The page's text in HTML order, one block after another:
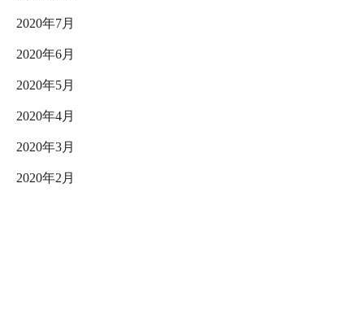
2020年7月
2020年6月
2020年5月
2020年4月
2020年3月
2020年2月